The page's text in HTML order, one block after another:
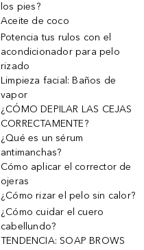
los pies?
Aceite de coco
Potencia tus rulos con el
acondicionador para pelo
rizado
Limpieza facial: Baños de
vapor
¿CÓMO DEPILAR LAS CEJAS
CORRECTAMENTE?
¿Qué es un sérum
antimanchas?
Cómo aplicar el corrector de
ojeras
¿Cómo rizar el pelo sin calor?
¿Cómo cuidar el cuero
cabellundo?
TENDENCIA: SOAP BROWS